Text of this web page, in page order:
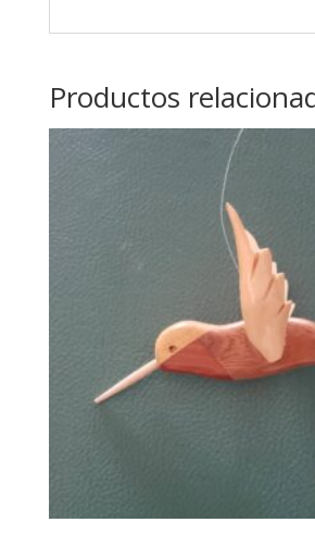
Productos